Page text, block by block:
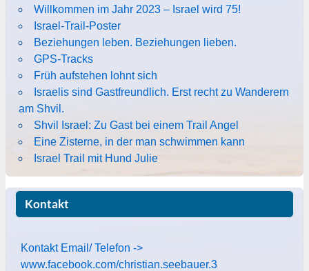
Willkommen im Jahr 2023 – Israel wird 75!
Israel-Trail-Poster
Beziehungen leben. Beziehungen lieben.
GPS-Tracks
Früh aufstehen lohnt sich
Israelis sind Gastfreundlich. Erst recht zu Wanderern
am Shvil.
Shvil Israel: Zu Gast bei einem Trail Angel
Eine Zisterne, in der man schwimmen kann
Israel Trail mit Hund Julie
Kontakt
Kontakt Email/ Telefon ->
www.facebook.com/christian.seebauer.3